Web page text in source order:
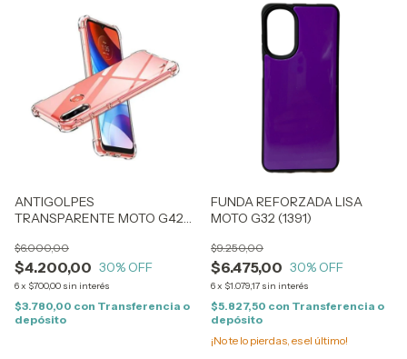
ANTIGOLPES
TRANSPARENTE MOTO G42
$4.200,00
$6.000,00
30% OFF
6x $700,00 sin interés
$3.780,00 con Transferencia o
depósito
FUNDA REFORZADA LISA
MOTO G32 (1391)
$6.475,00
$9.250,00
30% OFF
6x $1.079,17 sin interés
$5.827,50 con Transferencia o
depósito
¡No te lo pierdas, es el último!